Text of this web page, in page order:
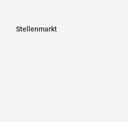
Stellenmarkt